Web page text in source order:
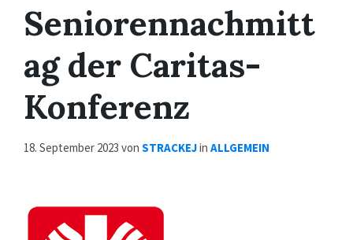
Seniorennachmitt
ag der Caritas-
Konferenz
18. September 2023 von STRACKEJin ALLGEMEIN